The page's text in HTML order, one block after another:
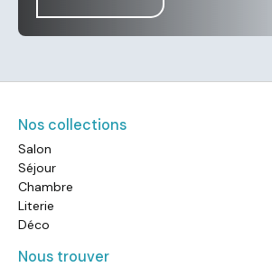
Nos collections
Salon
Séjour
Chambre
Literie
Déco
Nous trouver